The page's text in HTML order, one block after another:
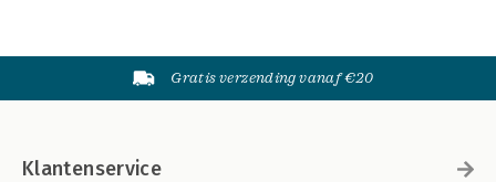
Gratis verzending vanaf €20
Klantenservice